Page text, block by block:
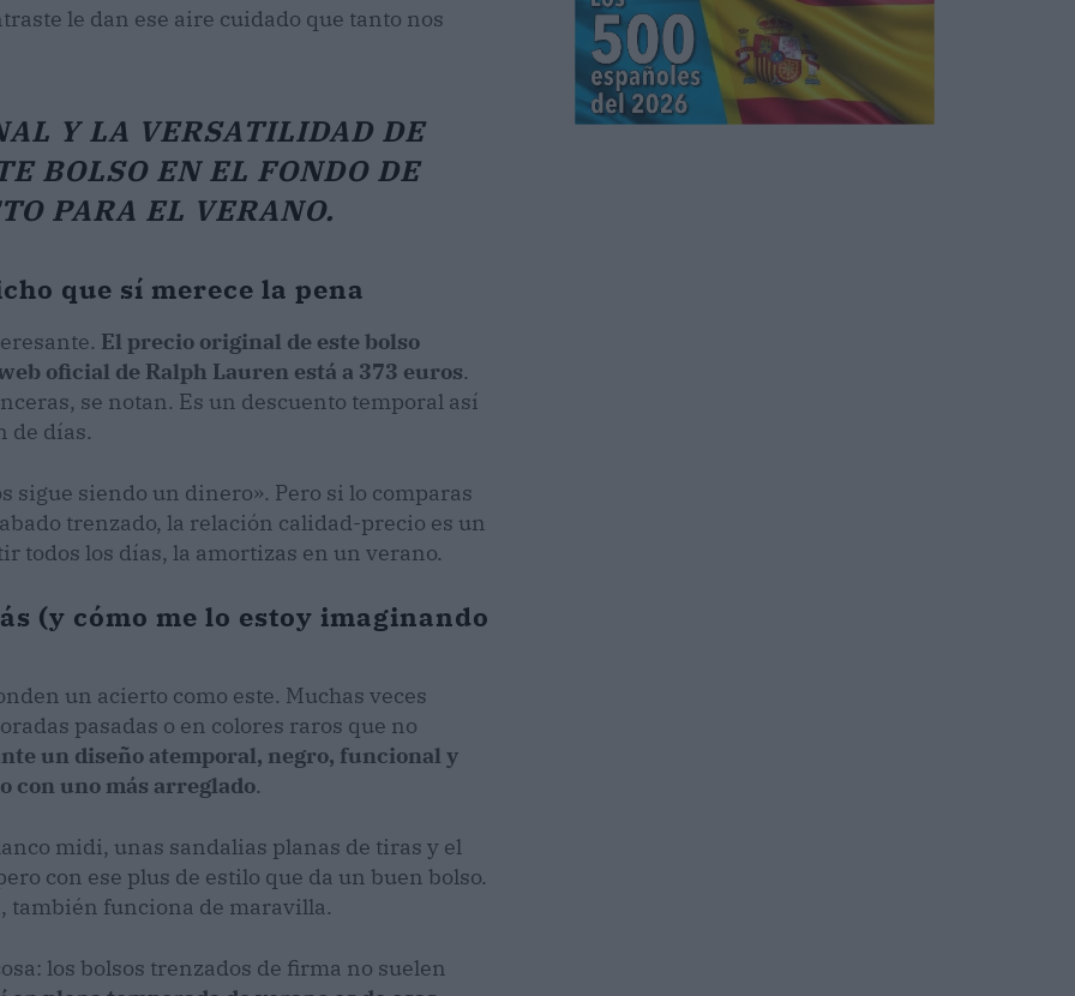
le dan ese aire cuidado que tanto nos
Y LA VERSATILIDAD DE
BOLSO EN EL FONDO DE
PARA EL VERANO.
que sí merece la pena
El precio original de este bolso
oficial de Ralph Lauren está a 373 euros.
se notan. Es un descuento temporal así
de días.
sigue siendo un dinero». Pero si lo comparas
trenzado, la relación calidad-precio es un
todos los días, la amortizas en un verano.
(y cómo me lo estoy imaginando
un acierto como este. Muchas veces
pasadas o en colores raros que no
un diseño atemporal, negro, funcional y
con uno más arreglado.
midi, unas sandalias planas de tiras y el
con ese plus de estilo que da un buen bolso.
también funciona de maravilla.
los bolsos trenzados de firma no suelen